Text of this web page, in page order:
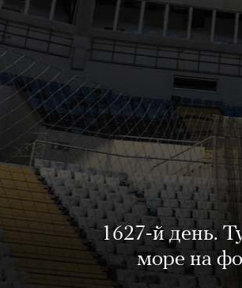
1627-й день.
море на